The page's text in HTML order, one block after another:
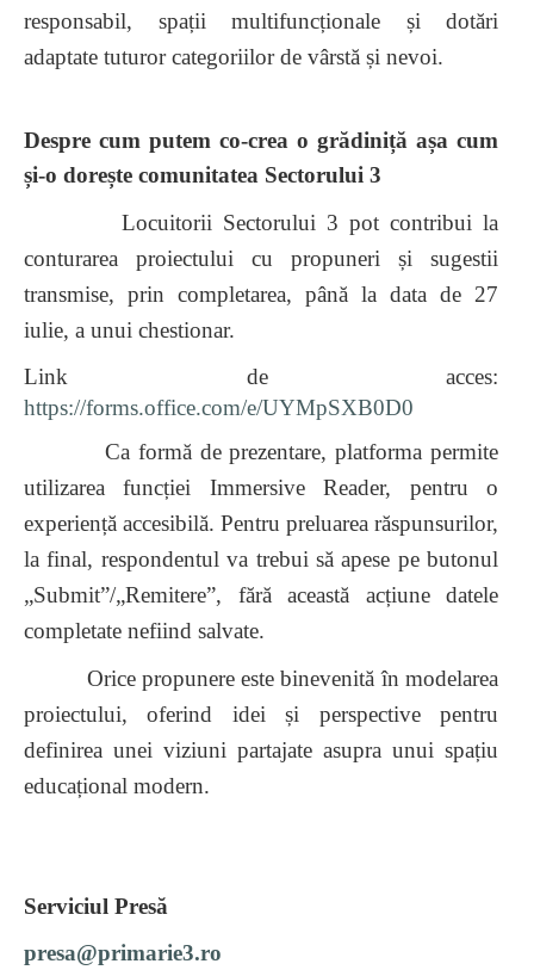
responsabil, spații multifuncționale și dotări
adaptate tuturor categoriilor de vârstă și nevoi.
Despre cum putem co-crea o grădiniță așa cum
și-o dorește comunitatea Sectorului 3
Locuitorii Sectorului 3 pot contribui la
conturarea proiectului cu propuneri și sugestii
transmise, prin completarea, până la data de 27
iulie, a unui chestionar.
Link de acces:
https://forms.office.com/e/UYMpSXB0D0
Ca formă de prezentare, platforma permite
utilizarea funcției Immersive Reader, pentru o
experiență accesibilă. Pentru preluarea răspunsurilor,
la final, respondentul va trebui să apese pe butonul
„Submit”/„Remitere”, fără această acțiune datele
completate nefiind salvate.
Orice propunere este binevenită în modelarea
proiectului, oferind idei și perspective pentru
definirea unei viziuni partajate asupra unui spațiu
educațional modern.
Serviciul Presă
presa@primarie3.ro